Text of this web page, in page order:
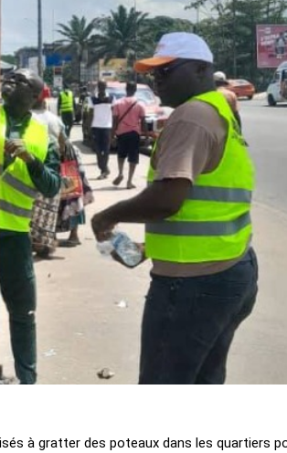
à gratter des poteaux dans les quartiers